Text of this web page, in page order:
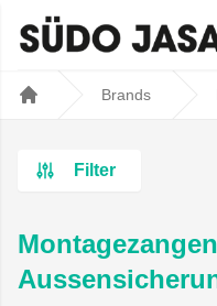
Brands
Filter